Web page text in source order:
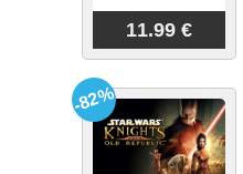
11.99 €
-82%